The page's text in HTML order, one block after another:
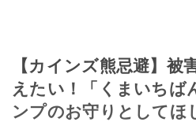
【カインズ熊忌避】被
えたい！「くまいちば
ンプのお守りとしてほ